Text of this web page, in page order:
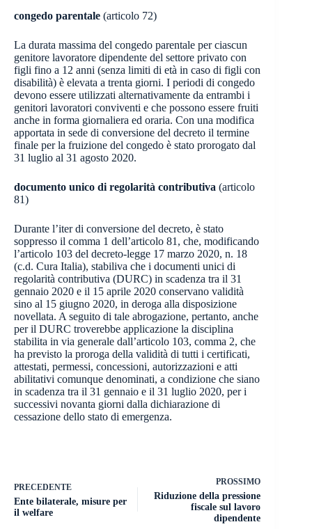
congedo parentale (articolo 72)
La durata massima del congedo parentale per ciascun
genitore lavoratore dipendente del settore privato con
figli fino a 12 anni (senza limiti di età in caso di figli con
disabilità) è elevata a trenta giorni. I periodi di congedo
devono essere utilizzati alternativamente da entrambi i
genitori lavoratori conviventi e che possono essere fruiti
anche in forma giornaliera ed oraria. Con una modifica
apportata in sede di conversione del decreto il termine
finale per la fruizione del congedo è stato prorogato dal
31 luglio al 31 agosto 2020.
documento unico di regolarità contributiva (articolo
81)
Durante l’iter di conversione del decreto, è stato
soppresso il comma 1 dell’articolo 81, che, modificando
l’articolo 103 del decreto-legge 17 marzo 2020, n. 18
(c.d. Cura Italia), stabiliva che i documenti unici di
regolarità contributiva (DURC) in scadenza tra il 31
gennaio 2020 e il 15 aprile 2020 conservano validità
sino al 15 giugno 2020, in deroga alla disposizione
novellata. A seguito di tale abrogazione, pertanto, anche
per il DURC troverebbe applicazione la disciplina
stabilita in via generale dall’articolo 103, comma 2, che
ha previsto la proroga della validità di tutti i certificati,
attestati, permessi, concessioni, autorizzazioni e atti
abilitativi comunque denominati, a condizione che siano
in scadenza tra il 31 gennaio e il 31 luglio 2020, per i
successivi novanta giorni dalla dichiarazione di
cessazione dello stato di emergenza.
PRECEDENTE
Ente bilaterale, misure per
il welfare
PROSSIMO
Riduzione della pressione
fiscale sul lavoro
dipendente